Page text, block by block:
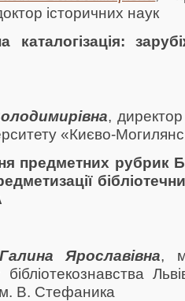
історичних наук
каталогізація:
, директор
«Києво-
предметних рубрик
Ярославівна,
бібліотекознавства
В. Стефаника